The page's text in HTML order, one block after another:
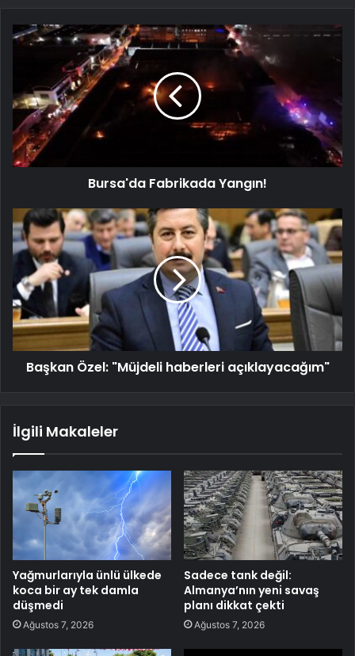
Bursa'da Fabrikada Yangın!
Başkan Özel: "Müjdeli haberleri açıklayacağım"
İlgili Makaleler
Yağmurlarıyla ünlü ülkede
koca bir ay tek damla
düşmedi
Ağustos 7, 2026
Sadece tank değil:
Almanya’nın yeni savaş
planı dikkat çekti
Ağustos 7, 2026